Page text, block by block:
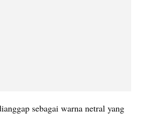
sebagai warna netral yang